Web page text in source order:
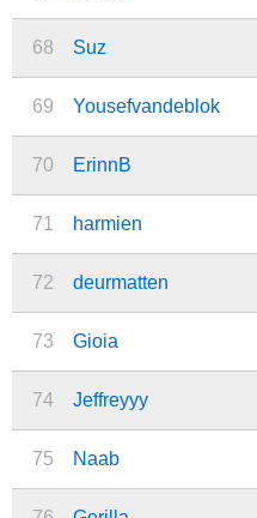
68 Suz
69 Yousefvandeblok
70 ErinnB
71 harmien
72 deurmatten
73 Gioia
74 Jeffreyyy
75 Naab